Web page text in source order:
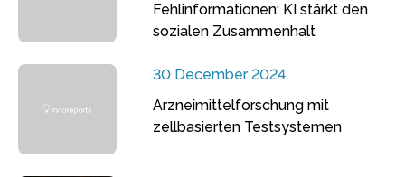
Fehlinformationen: KI stärkt den
sozialen Zusammenhalt
30 December 2024
Arzneimittelforschung mit
zellbasierten Testsystemen